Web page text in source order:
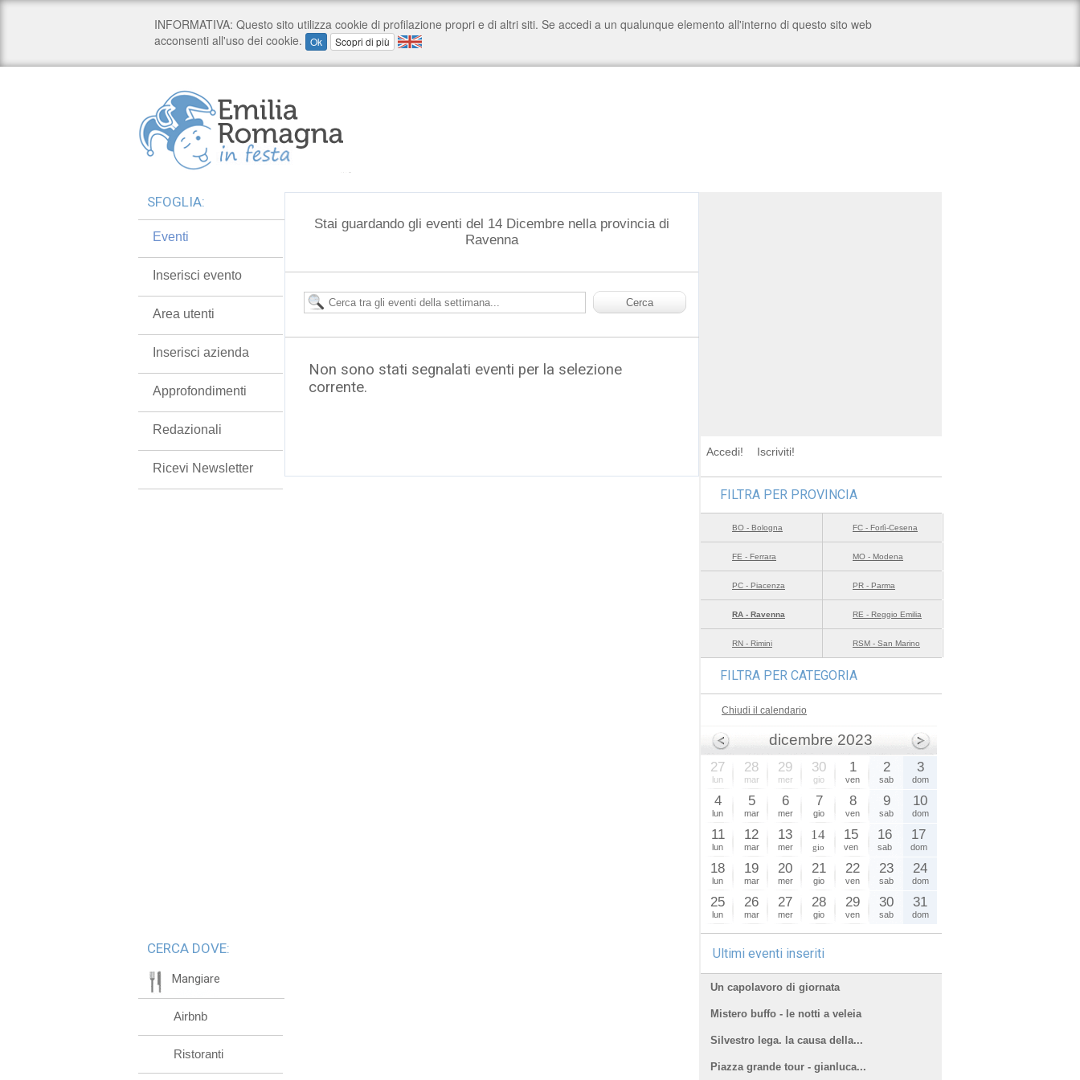
Stai guardando gli eventi del 14 Dicembre nella provincia di
Ravenna
Non sono stati segnalati eventi per la selezione
corrente.
SFOGLIA:
Eventi
Inserisci evento
Area utenti
Inserisci azienda
Approfondimenti
Redazionali
Ricevi Newsletter
CERCA DOVE:
Mangiare
Airbnb
Ristoranti
Accedi! Iscriviti!
FILTRA PER PROVINCIA
BO - Bologna FC - Forlì-Cesena
FE - Ferrara MO - Modena
PC - Piacenza PR - Parma
RA - Ravenna RE - Reggio Emilia
RN - Rimini RSM - San Marino
FILTRA PER CATEGORIA
Chiudi il calendario
dicembre 2023
27
lun
28
mar
29
mer
30
gio
1
ven
2
sab
3
dom
4
lun
5
mar
6
mer
7
gio
8
ven
9
sab
10
dom
11
lun
12
mar
13
mer
14
gio
15
ven
16
sab
17
dom
18
lun
19
mar
20
mer
21
gio
22
ven
23
sab
24
dom
25
lun
26
mar
27
mer
28
gio
29
ven
30
sab
31
dom
Ultimi eventi inseriti
Un capolavoro di giornata
Mistero buffo - le notti a veleia
Silvestro lega. la causa della...
Piazza grande tour - gianluca...